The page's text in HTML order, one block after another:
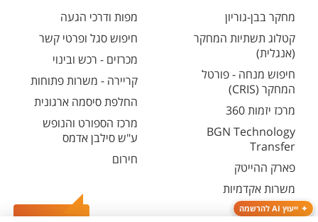
ייעוץ AI להרשמה
מחקר בבן-גוריון
קטלוג תשתיות המחקר
(אנגלית)
חיפוש מנחה - פורטל
המחקר (CRIS)
מרכז יזמות 360
BGN Technology
Transfer
פארק ההייטק
משרות אקדמיות
מפות ודרכי הגעה
חיפוש סגל ופרטי קשר
מכרזים - רכש ובינוי
קריירה - משרות פתוחות
החלפת סיסמה ארגונית
מרכז הספורט והנופש
ע"ש סילבן אדמס
חירום